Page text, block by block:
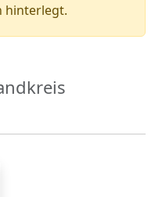
hinterlegt.